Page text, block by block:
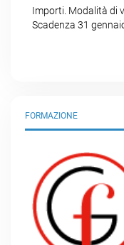
Importi. Modalità di
Scadenza 31
FORMAZIONE